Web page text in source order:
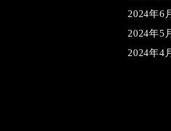
2024年6
2024年5
2024年4